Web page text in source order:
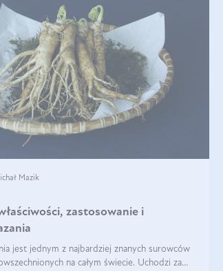
Mazik
zastosowanie i
jest jednym z najbardziej znanych surowców
na całym świecie. Uchodzi za